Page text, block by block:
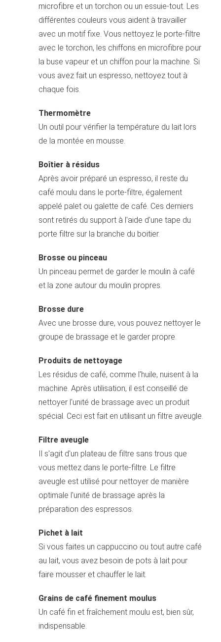
microfibre et un torchon ou un essuie-tout. Les
différentes couleurs vous aident à travailler
avec un motif fixe. Vous nettoyez le porte-filtre
avec le torchon, les chiffons en microfibre pour
la buse vapeur et un chiffon pour la machine. Si
vous avez fait un espresso, nettoyez tout à
chaque fois.
Thermomètre
Un outil pour vérifier la température du lait lors
de la montée en mousse.
Boîtier à résidus
Après avoir préparé un espresso, il reste du
café moulu dans le porte-filtre, également
appelé palet ou galette de café. Ces derniers
sont retirés du support à l'aide d'une tape du
porte filtre sur la branche du boitier.
Brosse ou pinceau
Un pinceau permet de garder le moulin à café
et la zone autour du moulin propres.
Brosse dure
Avec une brosse dure, vous pouvez nettoyer le
groupe de brassage et le garder propre.
Produits de nettoyage
Les résidus de café, comme l'huile, nuisent à la
machine. Après utilisation, il est conseillé de
nettoyer l'unité de brassage avec un produit
spécial. Ceci est fait en utilisant un filtre aveugle.
Filtre aveugle
Il s'agit d'un plateau de filtre sans trous que
vous mettez dans le porte-filtre. Le filtre
aveugle est utilisé pour nettoyer de manière
optimale l'unité de brassage après la
préparation des espressos.
Pichet à lait
Si vous faites un cappuccino ou tout autre café
au lait, vous avez besoin de pots à lait pour
faire mousser et chauffer le lait.
Grains de café finement moulus
Un café fin et fraîchement moulu est, bien sûr,
indispensable.